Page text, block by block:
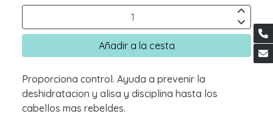
Añadir a la cesta
Proporciona control. Ayuda a prevenir la
deshidratacion y alisa y disciplina hasta los
cabellos mas rebeldes.